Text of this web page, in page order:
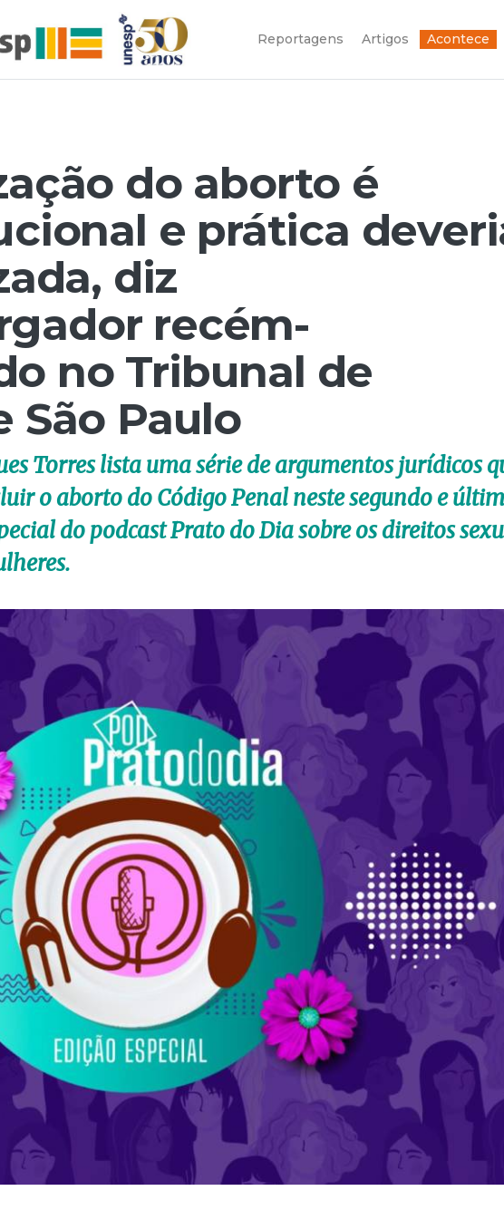
Reportagens Artigos Acontece
do aborto é
e prática
diz
recém-
no Tribunal de
São Paulo
Torres lista uma série de argumentos jurídicos
o aborto do Código Penal neste segundo e
do podcast Prato do Dia sobre os direitos